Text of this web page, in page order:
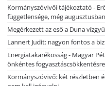
Kormányszóvivői tájékoztató -
függetlensége, még
Megérkezett az eső a Duna
Lannert Judit: nagyon fontos a
Energiatakarékosság - Magyar
önkéntes fogyasztáscsökkentésre
Kormányszóvivő: két részletben